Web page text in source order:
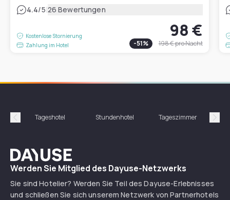
4.4/5|26 Bewertungen
Kostenlose Stornierung
Zahlung im Hotel
98 €
-51% 198 €pro Nacht
Précédent
Tageshotel Stundenhotel Tageszimmer
Dayuse
Werden Sie Mitglied des Dayuse-Netzwerks
Sie sind Hotelier? Werden Sie Teil des Dayuse-Erlebnisses
und schließen Sie sich unserem Netzwerk von Partnerhotels